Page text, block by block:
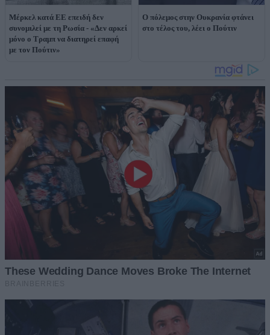
Μέρκελ κατά ΕΕ επειδή δεν
συνομιλεί με τη Ρωσία - «Δεν αρκεί
μόνο ο Τραμπ να διατηρεί επαφή
με τον Πούτιν»
O πόλεμος στην Ουκρανία φτάνει
στο τέλος του, λέει ο Πούτιν